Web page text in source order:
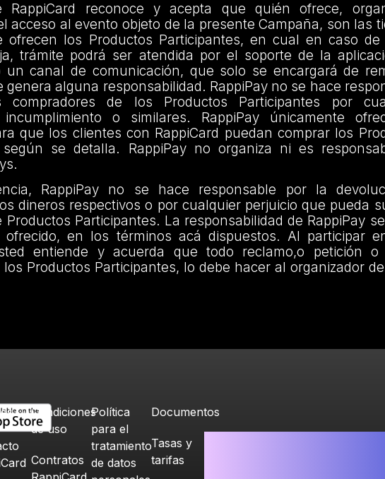
RappiCard reconoce y acepta que quién ofrece,
acceso al evento objeto de la presente Campaña, son las
ofrecen los Productos Participantes, en cual en caso de
trámite podrá ser atendida por el soporte de la
un canal de comunicación, que solo se encargará de
genera alguna responsabilidad. RappiPay no se hace
de los Productos Participantes por
incumplimiento o similares. RappiPay únicamente
que los clientes con RappiCard puedan comprar los
según se detalla. RappiPay no organiza ni es
RappiPay no se hace responsable por la
dineros respectivos o por cualquier perjuicio que pueda
Productos Participantes. La responsabilidad de RappiPay
ofrecido, en los términos acá dispuestos. Al participar
entiende y acuerda que todo reclamo,o petición o
Productos Participantes, lo debe hacer al organizador
Condiciones
de uso
Contratos
Política
para el
tratamiento
de datos
Documentos
Tasas y
tarifas